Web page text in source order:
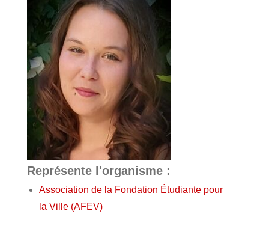
Représente l'organisme :
Association de la Fondation Étudiante pour
la Ville (AFEV)